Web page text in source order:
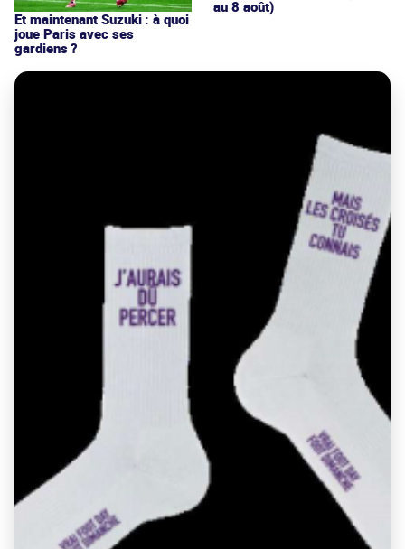
Et maintenant Suzuki : à quoi
joue Paris avec ses
gardiens ?
au 8 août)